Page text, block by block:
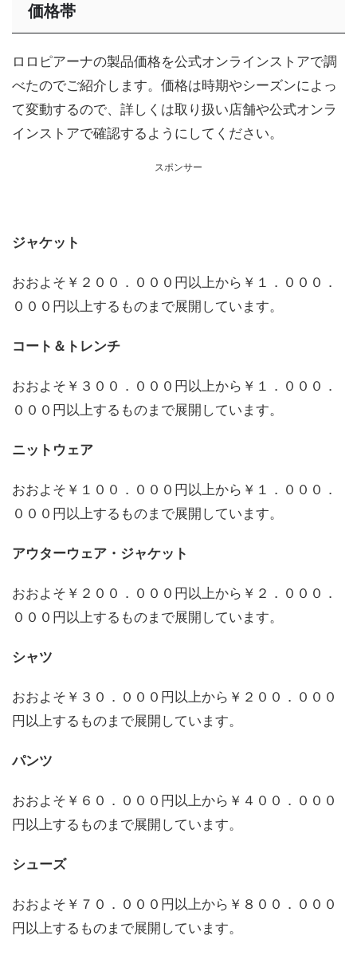
価格帯
ロロピアーナの製品価格を公式オンラインストアで調
べたのでご紹介します。価格は時期やシーズンによっ
て変動するので、詳しくは取り扱い店舗や公式オンラ
インストアで確認するようにしてください。
スポンサー
ジャケット
おおよそ￥２００．０００円以上から￥１．０００．
０００円以上するものまで展開しています。
コート＆トレンチ
おおよそ￥３００．０００円以上から￥１．０００．
０００円以上するものまで展開しています。
ニットウェア
おおよそ￥１００．０００円以上から￥１．０００．
０００円以上するものまで展開しています。
アウターウェア・ジャケット
おおよそ￥２００．０００円以上から￥２．０００．
０００円以上するものまで展開しています。
シャツ
おおよそ￥３０．０００円以上から￥２００．０００
円以上するものまで展開しています。
パンツ
おおよそ￥６０．０００円以上から￥４００．０００
円以上するものまで展開しています。
シューズ
おおよそ￥７０．０００円以上から￥８００．０００
円以上するものまで展開しています。